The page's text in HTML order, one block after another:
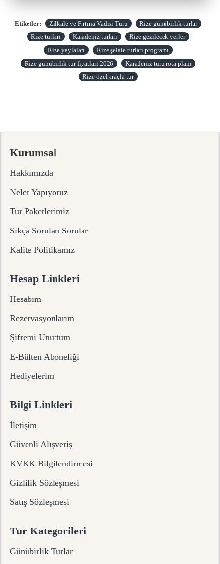
Etiketler: Zilkale ve Fırtına Vadisi Turu
Rize günübirlik turlar
Rize turları
Karadeniz turları
Rize gezilecek yerler
Rize yaylaları
Rize şelale turları programı
Rize günübirlik tur fiyatları 2026
Karadeniz turu rota planı
Rize özel araçla tur
Kurumsal
Hakkımızda
Neler Yapıyoruz
Tur Paketlerimiz
Sıkça Sorulan Sorular
Kalite Politikamız
Hesap Linkleri
Hesabım
Rezervasyonlarım
Şifremi Unuttum
E-Bülten Aboneliği
Hediyelerim
Bilgi Linkleri
İletişim
Güvenli Alışveriş
KVKK Bilgilendirmesi
Gizlilik Sözleşmesi
Satış Sözleşmesi
Tur Kategorileri
Günübirlik Turlar